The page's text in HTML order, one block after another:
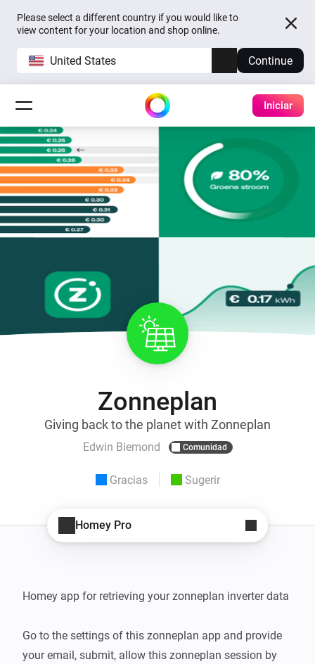
Please select a different country if you would like to
view content for your location and shop online.
United States Continue
Iniciar
Zonneplan
Giving back to the planet with Zonneplan
Edwin Biemond Comunidad
Gracias Sugerir
Homey Pro
Homey app for retrieving your zonneplan inverter data
Go to the settings of this zonneplan app and provide
your email, submit, allow this zonneplan session by